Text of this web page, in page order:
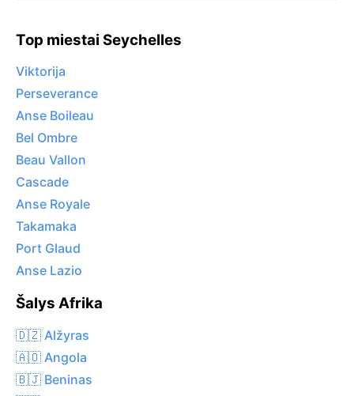
Top miestai Seychelles
Viktorija
Perseverance
Anse Boileau
Bel Ombre
Beau Vallon
Cascade
Anse Royale
Takamaka
Port Glaud
Anse Lazio
Šalys Afrika
🇩🇿 Alžyras
🇦🇴 Angola
🇧🇯 Beninas